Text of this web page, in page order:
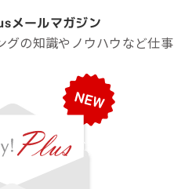
メールマガジン
グの知識やノウハウなど仕